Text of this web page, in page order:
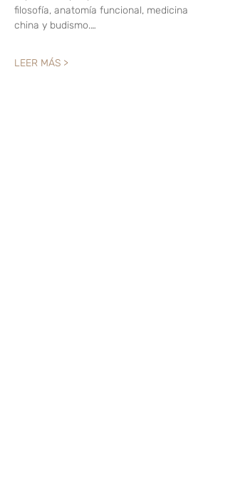
filosofía, anatomía funcional, medicina
china y budismo.…
LEER MÁS >